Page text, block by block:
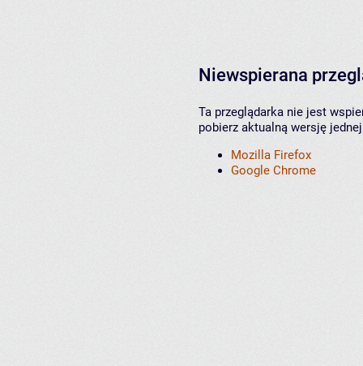
Niewspierana
Ta przeglądarka nie jest
pobierz aktualną wersję
Mozilla Firefox
Google Chrome